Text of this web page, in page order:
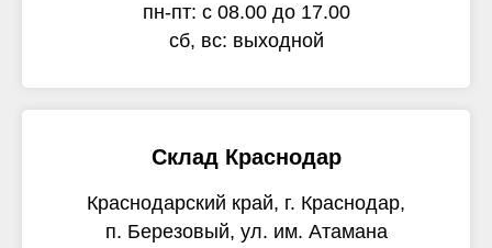
пн-пт: с 08.00 до 17.00
сб, вс: выходной
Склад Краснодар
Краснодарский край, г. Краснодар,
п. Березовый, ул. им. Атамана